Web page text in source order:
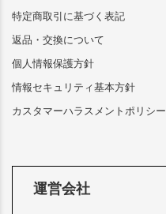
特定商取引に基づく表記
返品・交換について
個人情報保護方針
情報セキュリティ基本方針
カスタマーハラスメントポリシー
運営会社